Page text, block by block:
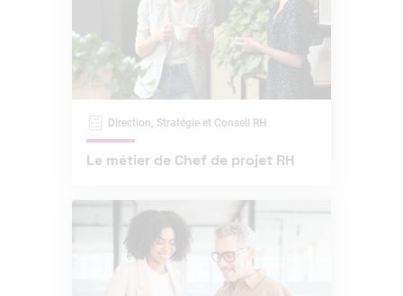
Direction, Stratégie et Conseil RH
Le métier de Chef de projet RH